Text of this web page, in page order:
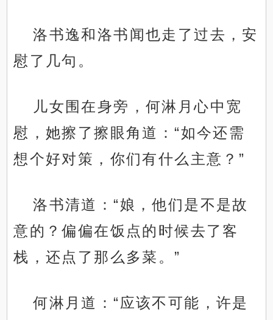
洛书逸和洛书闻也走了过去，安
慰了几句。
儿女围在身旁，何淋月心中宽
慰，她擦了擦眼角道：“如今还需
想个好对策，你们有什么主意？”
洛书清道：“娘，他们是不是故
意的？偏偏在饭点的时候去了客
栈，还点了那么多菜。”
何淋月道：“应该不可能，许是